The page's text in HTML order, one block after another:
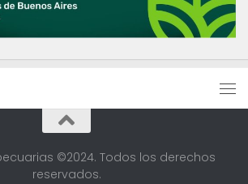
©2024. Todos los derechos
reservados.